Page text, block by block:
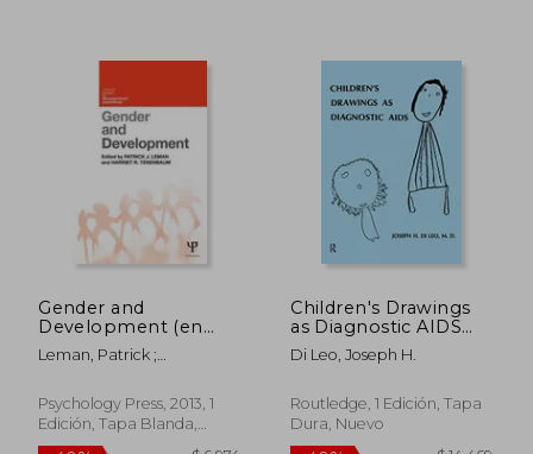
Gender and
Development (en
Inglés)
Leman, Patrick ;
Psychology Press, 2013, 1
Edición, Tapa Blanda,
Nuevo
Children's Drawings
as Diagnostic AIDS
(en Inglés)
Di Leo, Joseph H.
Routledge, 1 Edición, Tapa
Dura, Nuevo